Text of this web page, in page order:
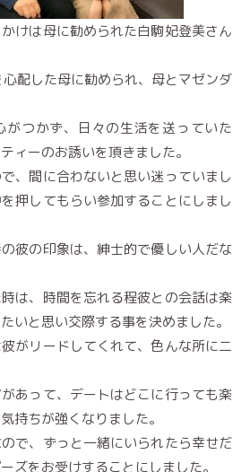
けは母に勧められた白駒妃登美さん
配した母に勧められ、母とマゼンダ
がつかず、日々の生活を送っていた
ィーのお誘いを頂きました。
、間に合わないと思い迷っていまし
押してもらい参加することにしまし
彼の印象は、紳士的で優しい人だな
は、時間を忘れる程彼との会話は楽
いと思い交際する事を決めました。
がリードしてくれて、色んな所に二
あって、デートはどこに行っても楽
持ちが強くなりました。
で、ずっと一緒にいられたら幸せだ
ズをお受けすることにしました。